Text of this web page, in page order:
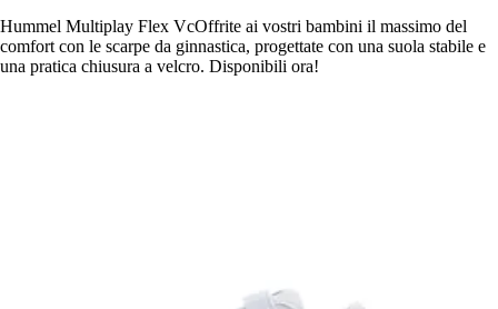
Hummel Multiplay Flex VcOffrite ai vostri bambini il massimo del
comfort con le scarpe da ginnastica, progettate con una suola stabile e
una pratica chiusura a velcro. Disponibili ora!